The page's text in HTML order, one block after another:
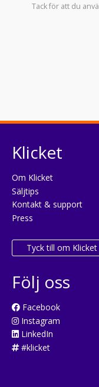
Tack för att du
Klicket
Om Klicket
Säljtips
Kontakt & support
Press
Tyck till om Klicket
Följ oss
Facebook
Instagram
LinkedIn
#klicket